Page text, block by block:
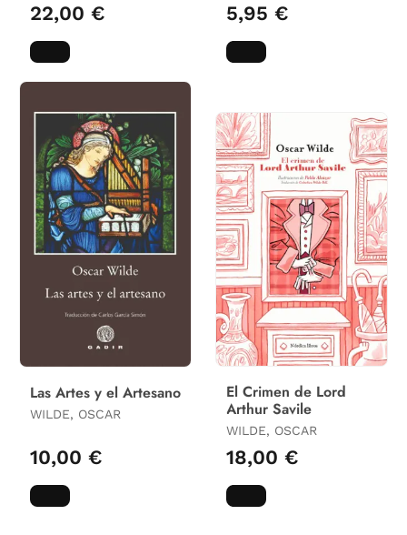
22,00 € 5,95 €
Las Artes y el Artesano
WILDE, OSCAR
10,00 €
El Crimen de Lord
Arthur Savile
WILDE, OSCAR
18,00 €